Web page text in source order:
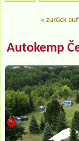
« zurück
Autokemp